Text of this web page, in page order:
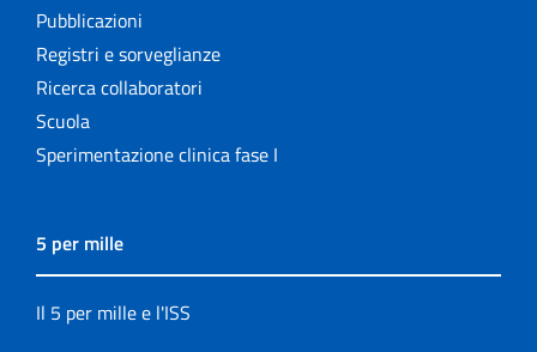
Pubblicazioni
Registri e sorveglianze
Ricerca collaboratori
Scuola
Sperimentazione clinica fase I
5 per mille
Il 5 per mille e l'ISS